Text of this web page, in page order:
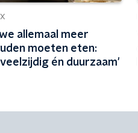
allemaal meer
moeten eten:
én duurzaam'